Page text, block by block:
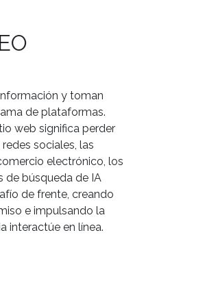
y toman
de plataformas.
web significa perder
sociales, las
electrónico, los
de búsqueda de IA
de frente, creando
e impulsando la
interactúe en línea.